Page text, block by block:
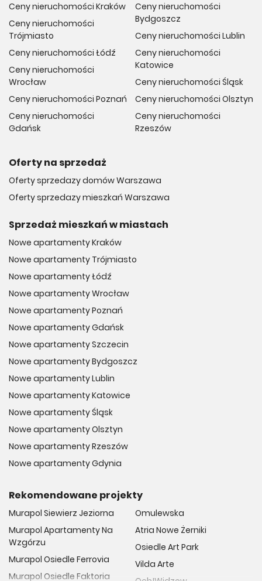
Ceny nieruchomości Kraków
Ceny nieruchomości
Trójmiasto
Ceny nieruchomości Łódź
Ceny nieruchomości
Wrocław
Ceny nieruchomości Poznań
Ceny nieruchomości
Gdańsk
Ceny nieruchomości
Bydgoszcz
Ceny nieruchomości Lublin
Ceny nieruchomości
Katowice
Ceny nieruchomości Śląsk
Ceny nieruchomości Olsztyn
Ceny nieruchomości
Rzeszów
Oferty na sprzedaż
Oferty sprzedazy domów Warszawa
Oferty sprzedazy mieszkań Warszawa
Sprzedaż mieszkań w miastach
Nowe apartamenty Kraków
Nowe apartamenty Trójmiasto
Nowe apartamenty Łódź
Nowe apartamenty Wrocław
Nowe apartamenty Poznań
Nowe apartamenty Gdańsk
Nowe apartamenty Szczecin
Nowe apartamenty Bydgoszcz
Nowe apartamenty Lublin
Nowe apartamenty Katowice
Nowe apartamenty Śląsk
Nowe apartamenty Olsztyn
Nowe apartamenty Rzeszów
Nowe apartamenty Gdynia
Rekomendowane projekty
Murapol Siewierz Jeziorna
Murapol Apartamenty Na
Wzgórzu
Murapol Osiedle Ferrovia
Murapol Osiedle Faktoria
Omulewska
Atria Nowe Żerniki
Osiedle Art Park
Vilda Arte